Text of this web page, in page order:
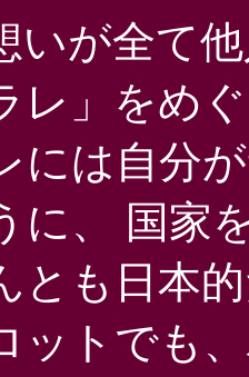
いが全て
レ」をめ
には自分
に、 国家
とも日本
ットでも